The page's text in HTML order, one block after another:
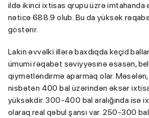
ildə ikinci ixtisas qrupu üzrə imtahanda
nəticə 688.9 olub. Bu da yüksək
göstərir.
Lakin əvvəlki illərə baxdıqda keçid
ümumi rəqabət səviyyəsinə əsasən,
qiymətləndirmə aparmaq olar.
nisbətən 400 bal üzərindən əksər
yüksəkdir. 300-400 bal aralığında isə
olaraq real qəbul şansı var. 250-300